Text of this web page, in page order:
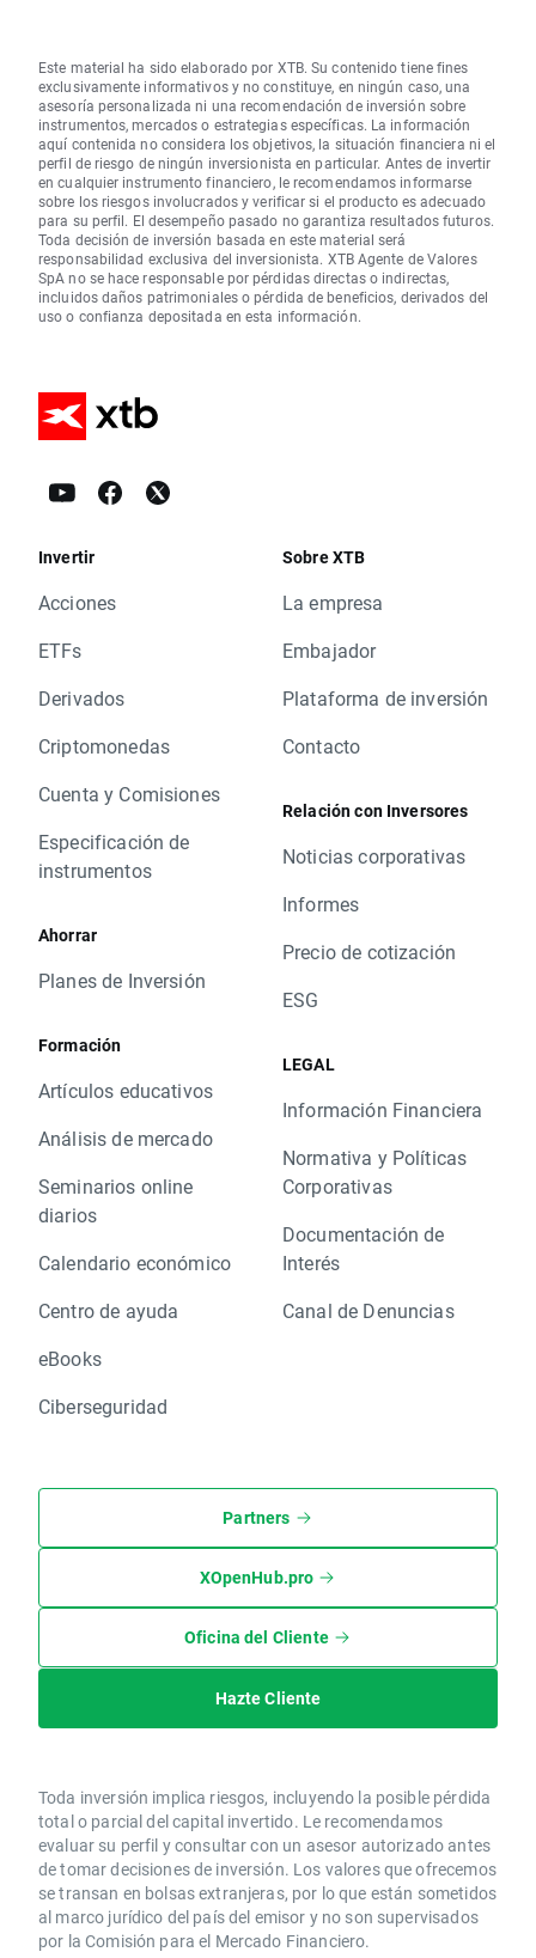
Este material ha sido elaborado por XTB. Su contenido tiene fines
exclusivamente informativos y no constituye, en ningún caso, una
asesoría personalizada ni una recomendación de inversión sobre
instrumentos, mercados o estrategias específicas. La información
aquí contenida no considera los objetivos, la situación financiera ni el
perfil de riesgo de ningún inversionista en particular. Antes de invertir
en cualquier instrumento financiero, le recomendamos informarse
sobre los riesgos involucrados y verificar si el producto es adecuado
para su perfil. El desempeño pasado no garantiza resultados futuros.
Toda decisión de inversión basada en este material será
responsabilidad exclusiva del inversionista. XTB Agente de Valores
SpA no se hace responsable por pérdidas directas o indirectas,
incluidos daños patrimoniales o pérdida de beneficios, derivados del
uso o confianza depositada en esta información.
Invertir
Acciones
ETFs
Derivados
Criptomonedas
Cuenta y Comisiones
Especificación de
instrumentos
Ahorrar
Planes de Inversión
Formación
Artículos educativos
Análisis de mercado
Seminarios online
diarios
Calendario económico
Centro de ayuda
eBooks
Ciberseguridad
Sobre XTB
La empresa
Embajador
Plataforma de inversión
Contacto
Relación con Inversores
Noticias corporativas
Informes
Precio de cotización
ESG
LEGAL
Información Financiera
Normativa y Políticas
Corporativas
Documentación de
Interés
Canal de Denuncias
Partners
XOpenHub.pro
Oficina del Cliente
Hazte Cliente
Toda inversión implica riesgos, incluyendo la posible pérdida
total o parcial del capital invertido. Le recomendamos
evaluar su perfil y consultar con un asesor autorizado antes
de tomar decisiones de inversión. Los valores que ofrecemos
se transan en bolsas extranjeras, por lo que están sometidos
al marco jurídico del país del emisor y no son supervisados
por la Comisión para el Mercado Financiero.